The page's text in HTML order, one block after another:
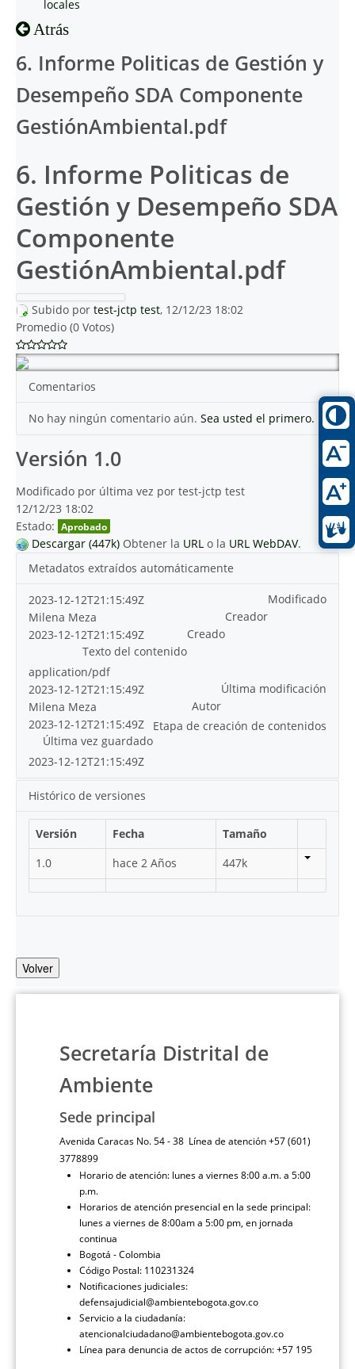
locales
Atrás
6. Informe Politicas de Gestión y
Desempeño SDA Componente
GestiónAmbiental.pdf
6. Informe Politicas de
Gestión y Desempeño SDA
Componente
GestiónAmbiental.pdf
Subido por test-jctp test, 12/12/23 18:02
Promedio (0 Votos)
Comentarios
No hay ningún comentario aún. Sea usted el primero.
Versión 1.0
Modificado por última vez por test-jctp test
12/12/23 18:02
Estado: Aprobado
Descargar (447k) Obtener la URL o la URL WebDAV.
Metadatos extraídos automáticamente
Modificado
2023-12-12T21:15:49Z
Creador
Milena Meza
Creado
2023-12-12T21:15:49Z
Texto del contenido
application/pdf
Última modificación
2023-12-12T21:15:49Z
Autor
Milena Meza
Etapa de creación de contenidos
2023-12-12T21:15:49Z
Última vez guardado
2023-12-12T21:15:49Z
Histórico de versiones
Versión Fecha
Tamaño
1.0
hace 2 Años 447k
Volver
Secretaría Distrital de
Ambiente
Sede principal
Avenida Caracas No. 54 - 38 Línea de atención +57 (601)
3778899
Horario de atención: lunes a viernes 8:00 a.m. a 5:00
p.m.
Horarios de atención presencial en la sede principal:
lunes a viernes de 8:00am a 5:00 pm, en jornada
continua
Bogotá - Colombia
Código Postal: 110231324
Notificaciones judiciales:
defensajudicial@ambientebogota.gov.co
Servicio a la ciudadanía:
atencionalciudadano@ambientebogota.gov.co
Línea para denuncia de actos de corrupción: +57 195